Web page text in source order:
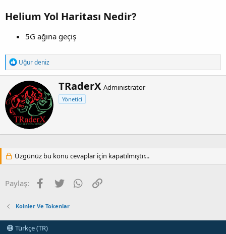
Helium Yol Haritası Nedir?
5G ağına geçiş
T
e
p
k
i
l
e
r
:
Uğur deniz
Y
a
z
TRaderX Administrator
Yönetici
Üzgünüz bu konu cevaplar için kapatılmıştır...
Paylaş: Facebook
Twitter WhatsApp
Koinler Ve Tokenlar
Türkçe (TR)